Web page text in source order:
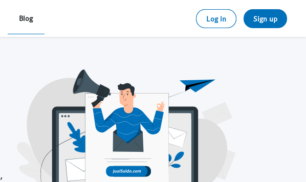
Blog Log in Sign up